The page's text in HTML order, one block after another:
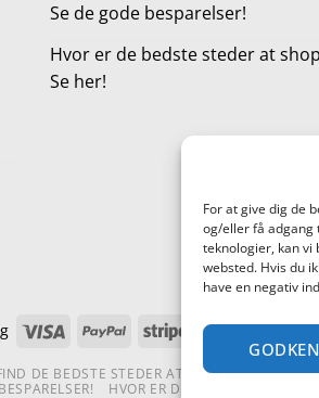
For at give dig de
og/eller få adgang
teknologier, kan vi
websted. Hvis du
have en negativ
kr..
Se de gode besparelser!
Hvor er de bedste steder at
Se her!
Visa PayPal Stripe
DE BEDSTE STEDER AT SHOPPE! TEST AF
HVOR ER DE BEDSTE STEDER